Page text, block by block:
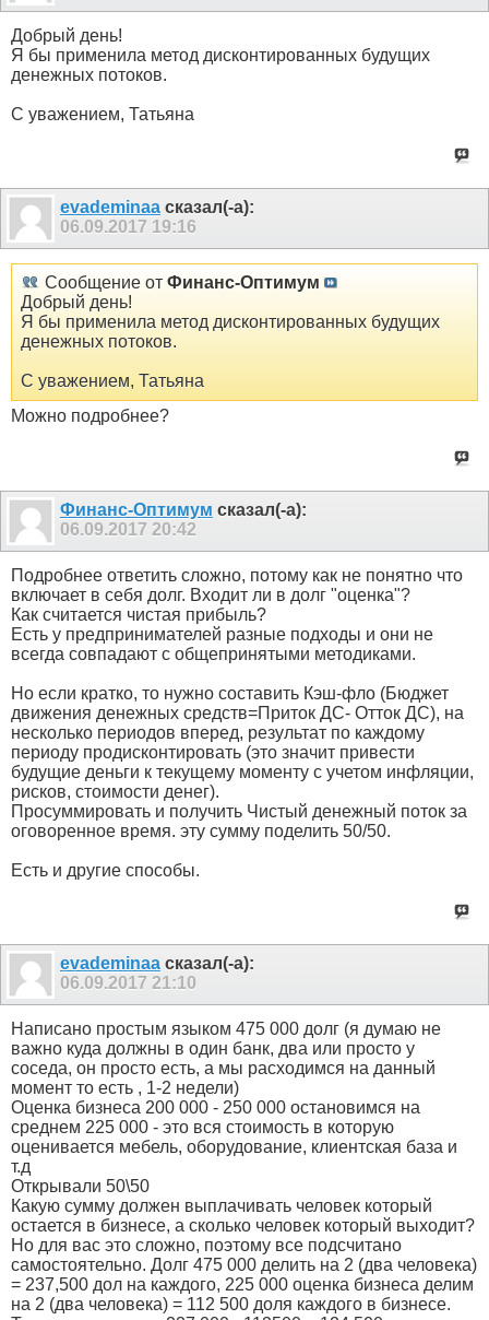
Добрый день!
Я бы применила метод дисконтированных будущих
денежных потоков.
С уважением, Татьяна
evademinaa сказал(-а):
06.09.2017 19:16
Сообщение от Финанс-Оптимум
Добрый день!
Я бы применила метод дисконтированных будущих
денежных потоков.
С уважением, Татьяна
Можно подробнее?
Финанс-Оптимум сказал(-а):
06.09.2017 20:42
Подробнее ответить сложно, потому как не понятно что
включает в себя долг. Входит ли в долг "оценка"?
Как считается чистая прибыль?
Есть у предпринимателей разные подходы и они не
всегда совпадают с общепринятыми методиками.
Но если кратко, то нужно составить Кэш-фло (Бюджет
движения денежных средств=Приток ДС- Отток ДС), на
несколько периодов вперед, результат по каждому
периоду продисконтировать (это значит привести
будущие деньги к текущему моменту с учетом инфляции,
рисков, стоимости денег).
Просуммировать и получить Чистый денежный поток за
оговоренное время. эту сумму поделить 50/50.
Есть и другие способы.
evademinaa сказал(-а):
06.09.2017 21:10
Написано простым языком 475 000 долг (я думаю не
важно куда должны в один банк, два или просто у
соседа, он просто есть, а мы расходимся на данный
момент то есть , 1-2 недели)
Оценка бизнеса 200 000 - 250 000 остановимся на
среднем 225 000 - это вся стоимость в которую
оценивается мебель, оборудование, клиентская база и
т.д
Открывали 50\50
Какую сумму должен выплачивать человек который
остается в бизнесе, а сколько человек который выходит?
Но для вас это сложно, поэтому все подсчитано
самостоятельно. Долг 475 000 делить на 2 (два человека)
= 237,500 дол на каждого, 225 000 оценка бизнеса делим
на 2 (два человека) = 112 500 доля каждого в бизнесе.